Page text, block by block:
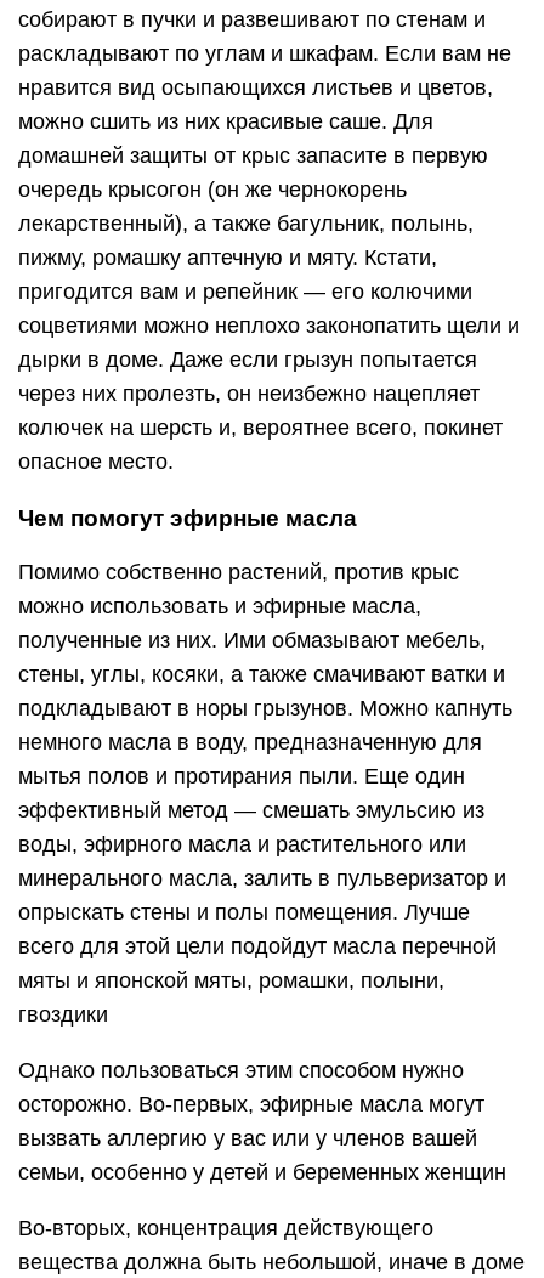
собирают в пучки и развешивают по стенам и
раскладывают по углам и шкафам. Если вам не
нравится вид осыпающихся листьев и цветов,
можно сшить из них красивые саше. Для
домашней защиты от крыс запасите в первую
очередь крысогон (он же чернокорень
лекарственный), а также багульник, полынь,
пижму, ромашку аптечную и мяту. Кстати,
пригодится вам и репейник — его колючими
соцветиями можно неплохо законопатить щели и
дырки в доме. Даже если грызун попытается
через них пролезть, он неизбежно нацепляет
колючек на шерсть и, вероятнее всего, покинет
опасное место.
Чем помогут эфирные масла
Помимо собственно растений, против крыс
можно использовать и эфирные масла,
полученные из них. Ими обмазывают мебель,
стены, углы, косяки, а также смачивают ватки и
подкладывают в норы грызунов. Можно капнуть
немного масла в воду, предназначенную для
мытья полов и протирания пыли. Еще один
эффективный метод — смешать эмульсию из
воды, эфирного масла и растительного или
минерального масла, залить в пульверизатор и
опрыскать стены и полы помещения. Лучше
всего для этой цели подойдут масла перечной
мяты и японской мяты, ромашки, полыни,
гвоздики
Однако пользоваться этим способом нужно
осторожно. Во-первых, эфирные масла могут
вызвать аллергию у вас или у членов вашей
семьи, особенно у детей и беременных женщин
Во-вторых, концентрация действующего
вещества должна быть небольшой, иначе в доме